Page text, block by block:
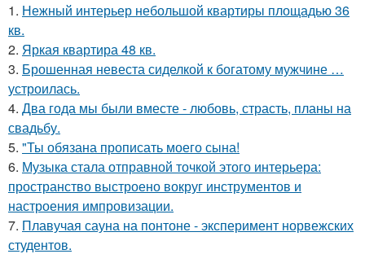
1. Нежный интерьер небольшой квартиры площадью 36
кв.
2. Яркая квартира 48 кв.
3. Брошенная невеста сиделкой к богатому мужчине …
устроилась.
4. Два года мы были вместе - любовь, страсть, планы на
свадьбу.
5. "Ты обязана прописать моего сына!
6. Музыка стала отправной точкой этого интерьера:
пространство выстроено вокруг инструментов и
настроения импровизации.
7. Плавучая сауна на понтоне - эксперимент норвежских
студентов.